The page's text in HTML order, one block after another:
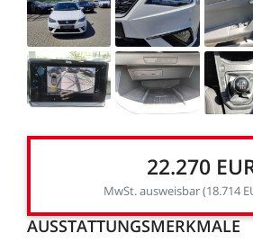
22.270
MwSt.ausweisbar(18.714
AUSSTATTUNGSMERKMALE